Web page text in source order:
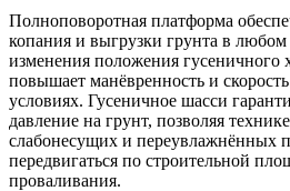
Полноповоротная платформа
копания и выгрузки грунта в любом
изменения положения гусеничного
повышает манёвренность и
условиях. Гусеничное шасси
давление на грунт, позволяя
слабонесущих и переувлажнённых
передвигаться по строительной
проваливания.